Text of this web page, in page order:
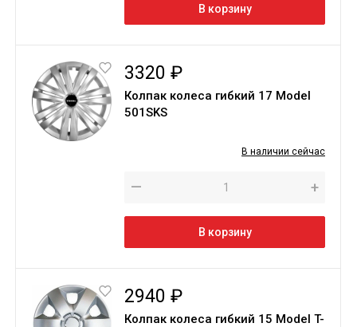
В корзину
3320 ₽
Колпак колеса гибкий 17 Model
501SKS
В наличии сейчас
— +
В корзину
2940 ₽
Колпак колеса гибкий 15 Model T-